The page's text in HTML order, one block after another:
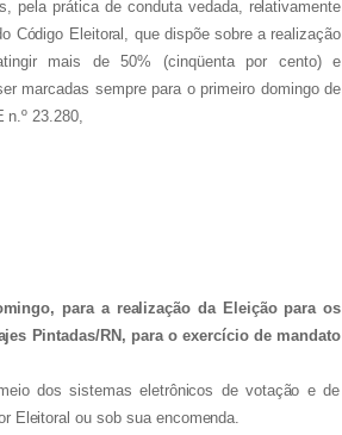
pela prática de conduta vedada, relativamente
Código Eleitoral, que dispõe sobre a realização
mais de 50% (cinqüenta por cento) e
marcadas sempre para o primeiro domingo de
n.º 23.280,
para a realização da Eleição para os
Pintadas/RN, para o exercício de mandato
dos sistemas eletrônicos de votação e de
Eleitoral ou sob sua encomenda.